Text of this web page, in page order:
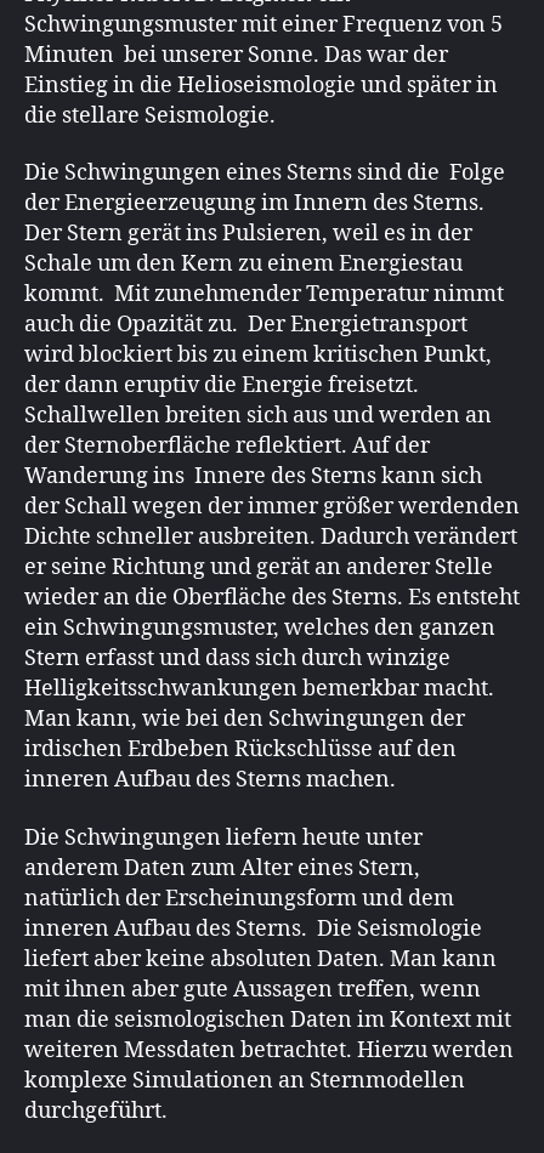
Schwingungsmuster mit einer Frequenz von 5
Minuten bei unserer Sonne. Das war der
Einstieg in die Helioseismologie und später in
die stellare Seismologie.
Die Schwingungen eines Sterns sind die Folge
der Energieerzeugung im Innern des Sterns.
Der Stern gerät ins Pulsieren, weil es in der
Schale um den Kern zu einem Energiestau
kommt. Mit zunehmender Temperatur nimmt
auch die Opazität zu. Der Energietransport
wird blockiert bis zu einem kritischen Punkt,
der dann eruptiv die Energie freisetzt.
Schallwellen breiten sich aus und werden an
der Sternoberfläche reflektiert. Auf der
Wanderung ins Innere des Sterns kann sich
der Schall wegen der immer größer werdenden
Dichte schneller ausbreiten. Dadurch verändert
er seine Richtung und gerät an anderer Stelle
wieder an die Oberfläche des Sterns. Es entsteht
ein Schwingungsmuster, welches den ganzen
Stern erfasst und dass sich durch winzige
Helligkeitsschwankungen bemerkbar macht.
Man kann, wie bei den Schwingungen der
irdischen Erdbeben Rückschlüsse auf den
inneren Aufbau des Sterns machen.
Die Schwingungen liefern heute unter
anderem Daten zum Alter eines Stern,
natürlich der Erscheinungsform und dem
inneren Aufbau des Sterns. Die Seismologie
liefert aber keine absoluten Daten. Man kann
mit ihnen aber gute Aussagen treffen, wenn
man die seismologischen Daten im Kontext mit
weiteren Messdaten betrachtet. Hierzu werden
komplexe Simulationen an Sternmodellen
durchgeführt.